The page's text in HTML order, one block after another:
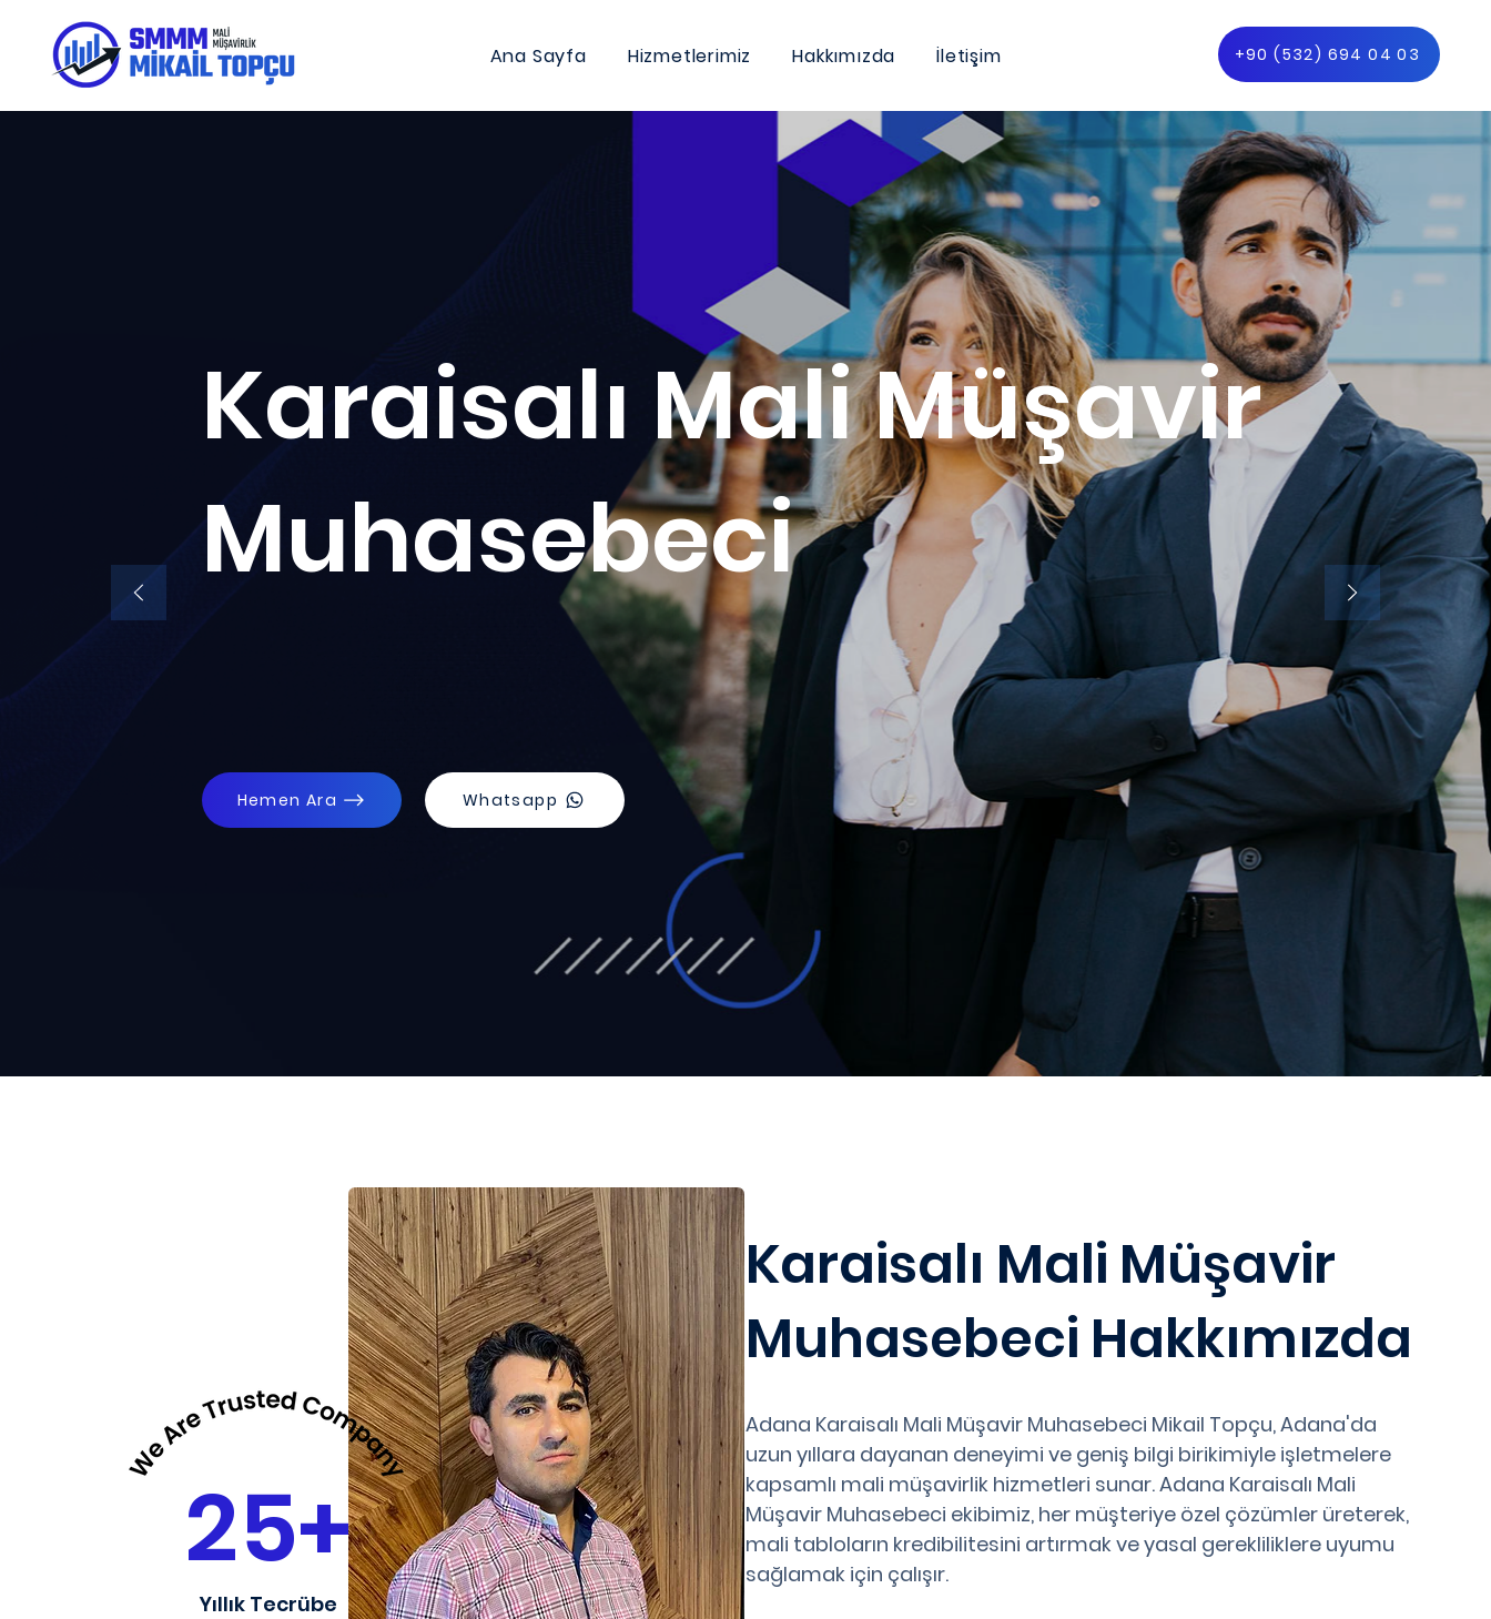
Ana Sayfa Hizmetlerimiz Hakkımızda İletişim +90 (532) 694 04 03
Karaisalı Mali Müşavir
Muhasebeci
Hemen Ara Whatsapp
25+
Yıllık Tecrübe
Karaisalı Mali Müşavir
Muhasebeci Hakkımızda
Adana Karaisalı Mali Müşavir Muhasebeci Mikail Topçu, Adana'da
uzun yıllara dayanan deneyimi ve geniş bilgi birikimiyle işletmelere
kapsamlı mali müşavirlik hizmetleri sunar. Adana Karaisalı Mali
Müşavir Muhasebeci ekibimiz, her müşteriye özel çözümler üreterek,
mali tabloların kredibilitesini artırmak ve yasal gerekliliklere uyumu
sağlamak için çalışır.